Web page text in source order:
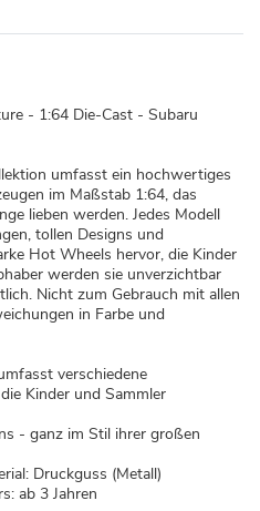
- 1:64 Die-Cast - Subaru
umfasst ein hochwertiges
im Maßstab 1:64, das
lieben werden. Jedes Modell
tollen Designs und
Hot Wheels hervor, die Kinder
werden sie unverzichtbar
Nicht zum Gebrauch mit allen
in Farbe und
verschiedene
Kinder und Sammler
- ganz im Stil ihrer großen
Druckguss (Metall)
ab 3 Jahren